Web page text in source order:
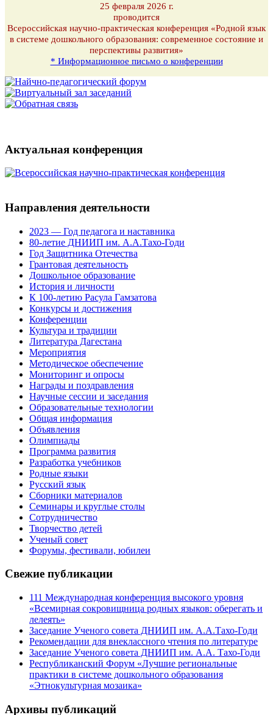
25 февраля 2026 г.
проводится
Всероссийская научно-практическая конференция «Родной язык
в системе дошкольного образования: современное состояние и
перспективы развития»
* Информационное письмо о конференции
Актуальная конференция
Направления деятельности
2023 — Год педагога и наставника
80-летие ДНИИП им. А.А.Тахо-Годи
Год Защитника Отечества
Грантовая деятельность
Дошкольное образование
История и личности
К 100-летию Расула Гамзатова
Конкурсы и достижения
Конференции
Культура и традиции
Литература Дагестана
Мероприятия
Методическое обеспечение
Мониторинг и опросы
Награды и поздравления
Научные сессии и заседания
Образовательные технологии
Общая информация
Объявления
Олимпиады
Программа развития
Разработка учебников
Родные языки
Русский язык
Сборники материалов
Семинары и круглые столы
Сотрудничество
Творчество детей
Ученый совет
Форумы, фестивали, юбилеи
Свежие публикации
111 Международная конференция высокого уровня
«Всемирная сокровищница родных языков: оберегать и
лелеять»
Заседание Ученого совета ДНИИП им. А.А.Тахо-Годи
Рекомендации для внеклассного чтения по литературе
Заседание Ученого совета ДНИИП им. А.А. Тахо-Годи
Республиканский Форум «Лучшие региональные
практики в системе дошкольного образования
«Этнокультурная мозаика»
Архивы публикаций